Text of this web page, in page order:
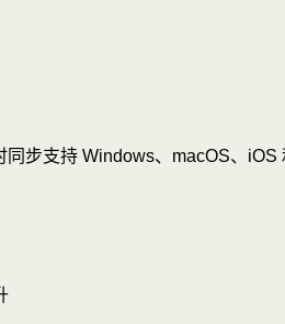
同步支持 Windows、macOS、